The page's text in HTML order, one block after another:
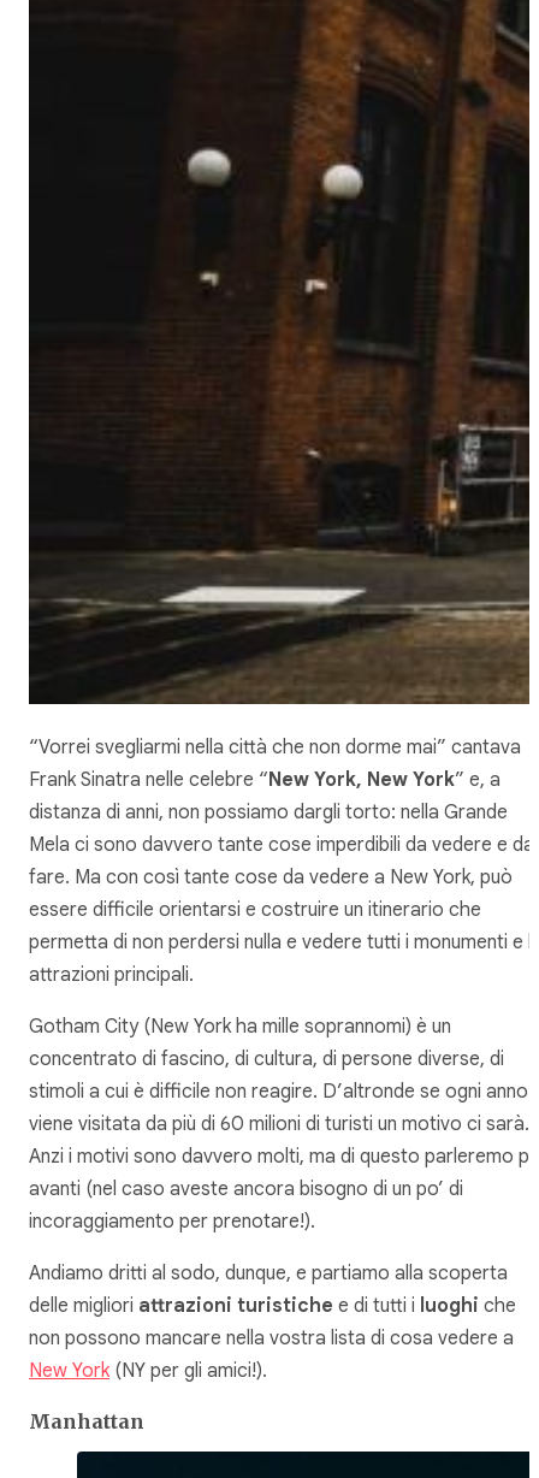
“Vorrei svegliarmi nella città che non dorme mai” cantava
Frank Sinatra nelle celebre “New York, New York” e, a
distanza di anni, non possiamo dargli torto: nella Grande
Mela ci sono davvero tante cose imperdibili da vedere e da
fare. Ma con così tante cose da vedere a New York, può
essere difficile orientarsi e costruire un itinerario che
permetta di non perdersi nulla e vedere tutti i monumenti e
attrazioni principali.
Gotham City (New York ha mille soprannomi) è un
concentrato di fascino, di cultura, di persone diverse, di
stimoli a cui è difficile non reagire. D’altronde se ogni anno
viene visitata da più di 60 milioni di turisti un motivo ci sarà.
Anzi i motivi sono davvero molti, ma di questo parleremo
avanti (nel caso aveste ancora bisogno di un po’ di
incoraggiamento per prenotare!).
Andiamo dritti al sodo, dunque, e partiamo alla scoperta
delle migliori attrazioni turistiche e di tutti i luoghi che
non possono mancare nella vostra lista di cosa vedere a
New York (NY per gli amici!).
Manhattan